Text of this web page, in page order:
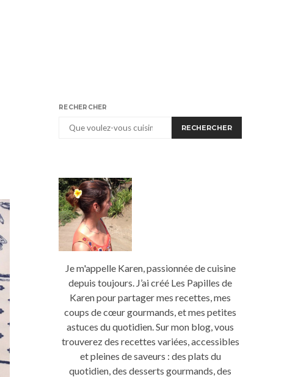
RECHERCHER
RECHERCHER
Je m'appelle Karen, passionnée de cuisine
depuis toujours. J’ai créé Les Papilles de
Karen pour partager mes recettes, mes
coups de cœur gourmands, et mes petites
astuces du quotidien. Sur mon blog, vous
trouverez des recettes variées, accessibles
et pleines de saveurs : des plats du
quotidien, des desserts gourmands, des